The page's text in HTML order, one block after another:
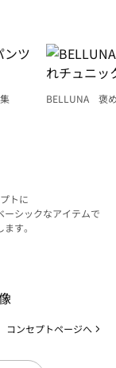
BELLUNA 褒
トに
シックなアイテムで
す。
コンセプトページへ